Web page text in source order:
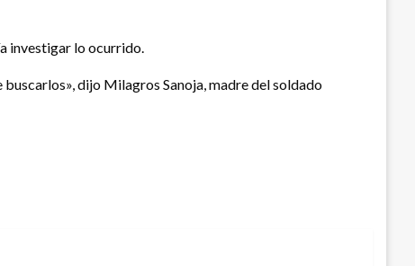
investigar lo ocurrido.
dijo Milagros Sanoja, madre del soldado